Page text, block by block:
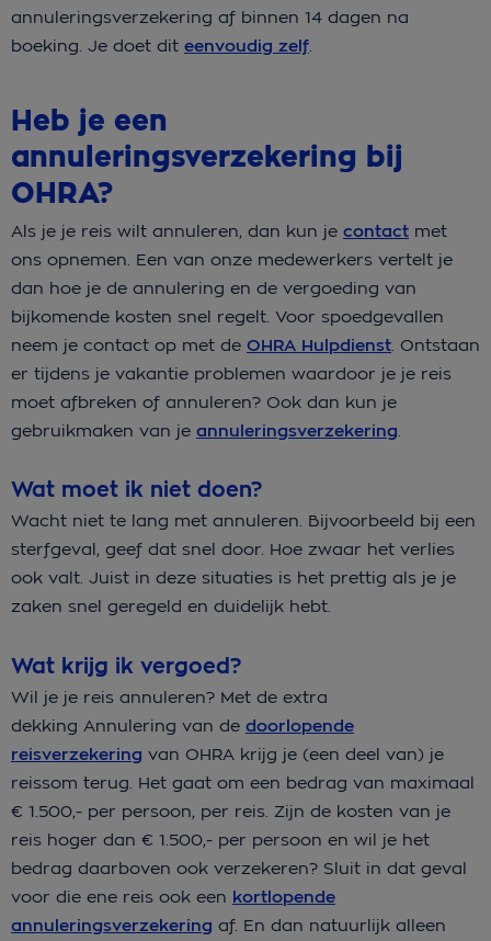
annuleringsverzekering af binnen 14 dagen na
boeking. Je doet dit eenvoudig zelf
Heb je een
annuleringsverzekering bij
OHRA?
Als je je reis wilt annuleren, dan kun je contact met
ons opnemen. Een van onze medewerkers vertelt je
dan hoe je de annulering en de vergoeding van
bijkomende kosten snel regelt. Voor spoedgevallen
neem je contact op met de OHRA Hulpdienst. Ontstaan
er tijdens je vakantie problemen waardoor je je reis
moet afbreken of annuleren? Ook dan kun je
gebruikmaken van je annuleringsverzekering.
Wat moet ik niet doen?
Wacht niet te lang met annuleren. Bijvoorbeeld bij een
sterfgeval, geef dat snel door. Hoe zwaar het verlies
ook valt. Juist in deze situaties is het prettig als je je
zaken snel geregeld en duidelijk hebt.
Wat krijg ik vergoed?
Wil je je reis annuleren? Met de extra
dekking Annulering van de doorlopende
reisverzekering van OHRA krijg je (een deel van) je
reissom terug. Het gaat om een bedrag van maximaal
€ 1.500,- per persoon, per reis. Zijn de kosten van je
reis hoger dan € 1.500,- per persoon en wil je het
bedrag daarboven ook verzekeren? Sluit in dat geval
voor die ene reis ook een kortlopende
annuleringsverzekering af. En dan natuurlijk alleen